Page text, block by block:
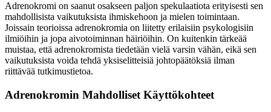
Adrenokromi on saanut osakseen paljon spekulaatiota erityisesti sen
mahdollisista vaikutuksista ihmiskehoon ja mielen toimintaan.
Joissain teorioissa adrenokromia on liitetty erilaisiin psykologisiin
ilmiöihin ja jopa aivotoiminnan häiriöihin. On kuitenkin tärkeää
muistaa, että adrenokromista tiedetään vielä varsin vähän, eikä sen
vaikutuksista voida tehdä yksiselitteisiä johtopäätöksiä ilman
riittävää tutkimustietoa.
Adrenokromin Mahdolliset Käyttökohteet